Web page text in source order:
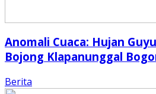
Anomali Cuaca: Hujan
Bojong Klapanunggal
Berita